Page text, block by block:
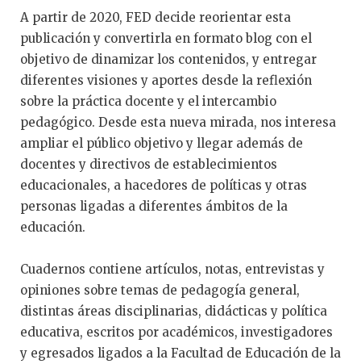
A partir de 2020, FED decide reorientar esta
publicación y convertirla en formato blog con el
objetivo de dinamizar los contenidos, y entregar
diferentes visiones y aportes desde la reflexión
sobre la práctica docente y el intercambio
pedagógico. Desde esta nueva mirada, nos interesa
ampliar el público objetivo y llegar además de
docentes y directivos de establecimientos
educacionales, a hacedores de políticas y otras
personas ligadas a diferentes ámbitos de la
educación.
Cuadernos contiene artículos, notas, entrevistas y
opiniones sobre temas de pedagogía general,
distintas áreas disciplinarias, didácticas y política
educativa, escritos por académicos, investigadores
y egresados ligados a la Facultad de Educación de la